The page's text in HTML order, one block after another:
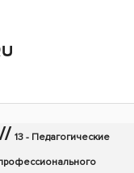
// 13 - Педагогические